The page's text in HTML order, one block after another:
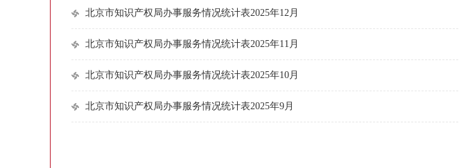
北京市知识产权局办事服务情况统计表2025年12月
北京市知识产权局办事服务情况统计表2025年11月
北京市知识产权局办事服务情况统计表2025年10月
北京市知识产权局办事服务情况统计表2025年9月